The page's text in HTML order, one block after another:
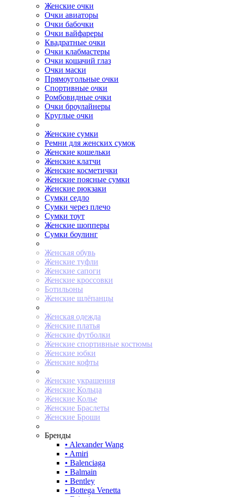
Женские очки
Очки авиаторы
Очки бабочки
Очки вайфареры
Квадратные очки
Очки клабмастеры
Очки кошачий глаз
Очки маски
Прямоугольные очки
Спортивные очки
Ромбовидные очки
Очки броулайнеры
Круглые очки
Женские сумки
Ремни для женских сумок
Женские кошельки
Женские клатчи
Женские косметички
Женские поясные сумки
Женские рюкзаки
Сумки седло
Сумки через плечо
Сумки тоут
Женские шопперы
Сумки боулинг
Женская обувь
Женские туфли
Женские сапоги
Женские кроссовки
Ботильоны
Женские шлёпанцы
Женская одежда
Женские платья
Женские футболки
Женские спортивные костюмы
Женские юбки
Женские кофты
Женские украшения
Женские Кольца
Женские Колье
Женские Браслеты
Женские Броши
Бренды
• Alexander Wang
• Amiri
• Balenciaga
• Balmain
• Bentley
• Bottega Venetta